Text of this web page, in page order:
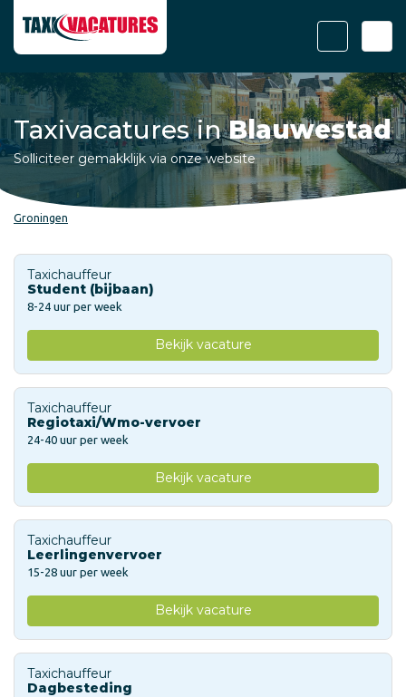
Taxivacatures inBlauwestad
Solliciteer gemakklijk via onze website
Groningen
Taxichauffeur
Student (bijbaan)
8-24 uur per week
Bekijk vacature
Taxichauffeur
Regiotaxi/Wmo-vervoer
24-40 uur per week
Bekijk vacature
Taxichauffeur
Leerlingenvervoer
15-28 uur per week
Bekijk vacature
Taxichauffeur
Dagbesteding